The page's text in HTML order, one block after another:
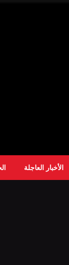
الأخبار العاجلة